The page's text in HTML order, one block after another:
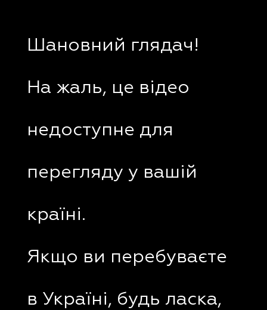
Шановний глядач!
На жаль, це відео
недоступне для
перегляду у вашій
країні.
Якщо ви перебуваєте
в Україні, будь ласка,